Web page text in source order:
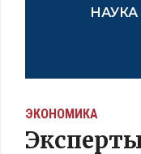
НАУКА
ЭКОНОМИКА